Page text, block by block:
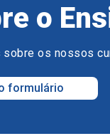
o
os nossos
formulário